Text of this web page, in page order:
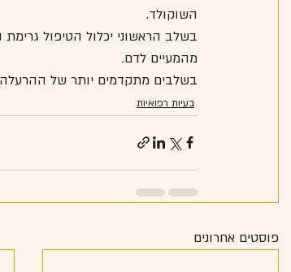
השוקולד.
בשלב הראשוני יכלול הטיפול
מהמעיים לדם.
בשלבים מתקדמים יותר של
בעיות רפואיות
פוסטים אחרונים